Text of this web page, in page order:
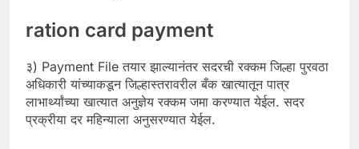
ration card payment
३) Payment File तयार झाल्यानंतर सदरची रक्कम जिल्हा पुरवठा
अधिकारी यांच्याकडून जिल्हास्तरावरील बँक खात्यातून पात्र
लाभार्थ्यांच्या खात्यात अनुज्ञेय रक्कम जमा करण्यात येईल. सदर
प्रक्रीया दर महिन्याला अनुसरण्यात येईल.